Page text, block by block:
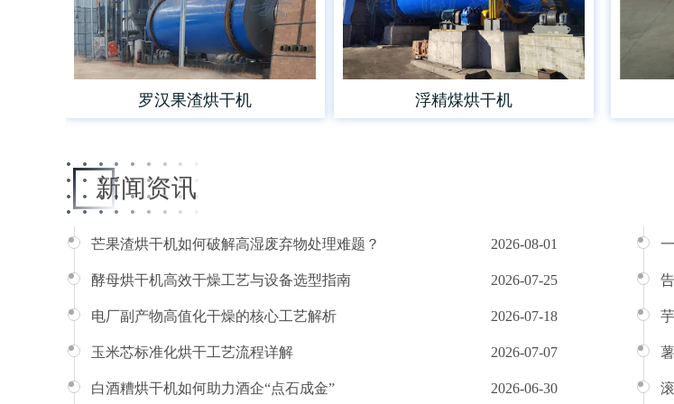
罗汉果渣烘干机 浮精煤烘干机
新闻资讯
芒果渣烘干机如何破解高湿废弃物处理难题？ 2026-08-01
酵母烘干机高效干燥工艺与设备选型指南 2026-07-25
电厂副产物高值化干燥的核心工艺解析 2026-07-18
玉米芯标准化烘干工艺流程详解 2026-07-07
白酒糟烘干机如何助力酒企“点石成金” 2026-06-30